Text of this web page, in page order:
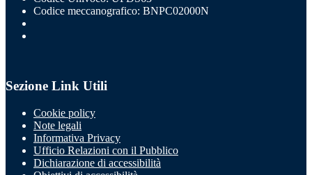
Codice meccanografico: BNPC02000N
Sezione Link Utili
Cookie policy
Note legali
Informativa Privacy
Ufficio Relazioni con il Pubblico
Dichiarazione di accessibilità